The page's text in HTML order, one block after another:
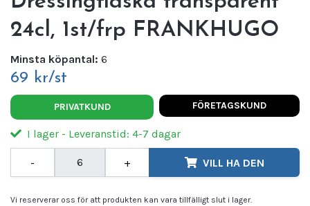
24cl, 1st/frp FRANKHUGO
Minsta köpantal: 6
69 kr/st
PRIVATKUND FÖRETAGSKUND
I lager - Leveranstid: 4-7 dagar
- + VILL HA DEN
Vi reserverar oss för att produkten kan vara tillfälligt slut i lager.